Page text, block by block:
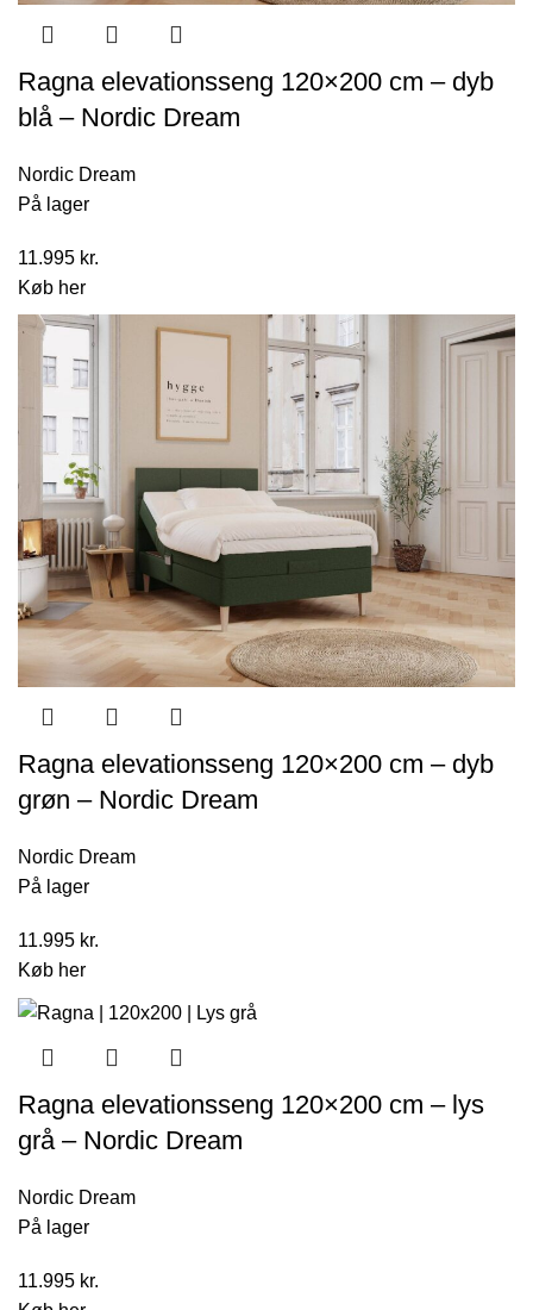
Ragna elevationsseng 120×200 cm – dyb
blå – Nordic Dream
Nordic Dream
På lager
11.995 kr.
Køb her
Ragna elevationsseng 120×200 cm – dyb
grøn – Nordic Dream
Nordic Dream
På lager
11.995 kr.
Køb her
Ragna elevationsseng 120×200 cm – lys
grå – Nordic Dream
Nordic Dream
På lager
11.995 kr.